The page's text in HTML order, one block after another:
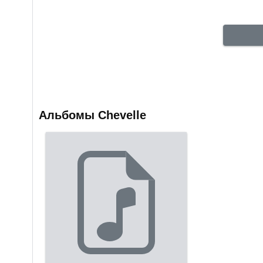
Альбомы Chevelle